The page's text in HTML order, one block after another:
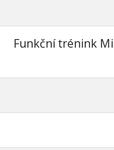
Funkční trénink